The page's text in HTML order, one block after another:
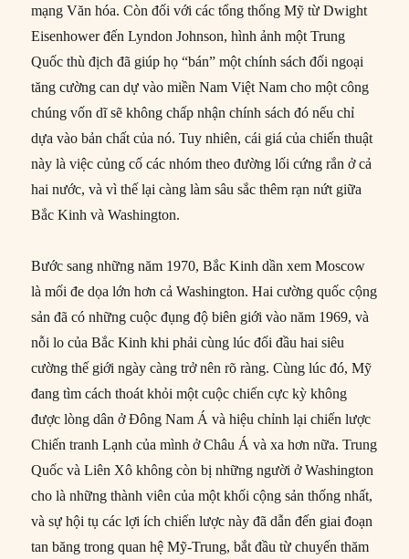
mạng Văn hóa. Còn đối với các tổng thống Mỹ từ Dwight
Eisenhower đến Lyndon Johnson, hình ảnh một Trung
Quốc thù địch đã giúp họ “bán” một chính sách đối ngoại
tăng cường can dự vào miền Nam Việt Nam cho một công
chúng vốn dĩ sẽ không chấp nhận chính sách đó nếu chỉ
dựa vào bản chất của nó. Tuy nhiên, cái giá của chiến thuật
này là việc củng cố các nhóm theo đường lối cứng rắn ở cả
hai nước, và vì thế lại càng làm sâu sắc thêm rạn nứt giữa
Bắc Kinh và Washington.
Bước sang những năm 1970, Bắc Kinh dần xem Moscow
là mối đe dọa lớn hơn cả Washington. Hai cường quốc cộng
sản đã có những cuộc đụng độ biên giới vào năm 1969, và
nỗi lo của Bắc Kinh khi phải cùng lúc đối đầu hai siêu
cường thế giới ngày càng trở nên rõ ràng. Cùng lúc đó, Mỹ
đang tìm cách thoát khỏi một cuộc chiến cực kỳ không
được lòng dân ở Đông Nam Á và hiệu chỉnh lại chiến lược
Chiến tranh Lạnh của mình ở Châu Á và xa hơn nữa. Trung
Quốc và Liên Xô không còn bị những người ở Washington
cho là những thành viên của một khối cộng sản thống nhất,
và sự hội tụ các lợi ích chiến lược này đã dẫn đến giai đoạn
tan băng trong quan hệ Mỹ-Trung, bắt đầu từ chuyến thăm